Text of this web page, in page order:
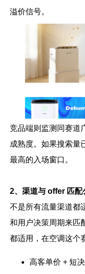
溢价信号。
竞品端则监测同赛道
成熟度。如果搜索量
最高的入场窗口。
2、渠道与 offer 匹配
不是所有流量渠道都
和用户决策周期来匹
都适用，在空调这个
高客单价 + 短